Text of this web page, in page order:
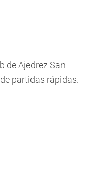
de Ajedrez San
partidas rápidas.